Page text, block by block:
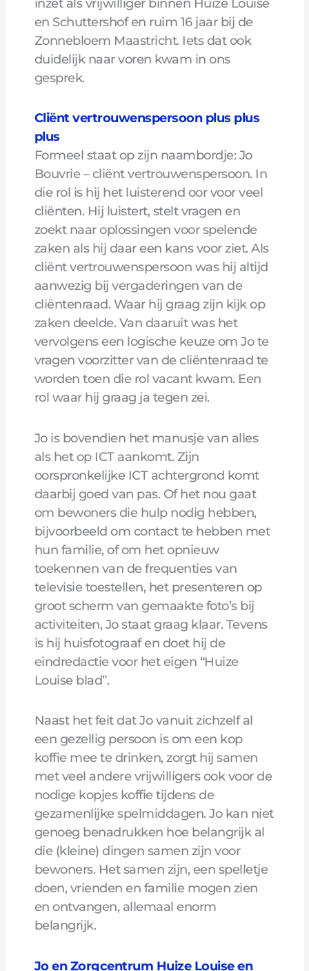
inzet als vrijwilliger binnen Huize Louise
en Schuttershof en ruim 16 jaar bij de
Zonnebloem Maastricht. Iets dat ook
duidelijk naar voren kwam in ons
gesprek.
Cliënt vertrouwenspersoon plus plus
plus
Formeel staat op zijn naambordje: Jo
Bouvrie – cliënt vertrouwenspersoon. In
die rol is hij het luisterend oor voor veel
cliënten. Hij luistert, stelt vragen en
zoekt naar oplossingen voor spelende
zaken als hij daar een kans voor ziet. Als
cliënt vertrouwenspersoon was hij altijd
aanwezig bij vergaderingen van de
cliëntenraad. Waar hij graag zijn kijk op
zaken deelde. Van daaruit was het
vervolgens een logische keuze om Jo te
vragen voorzitter van de cliëntenraad te
worden toen die rol vacant kwam. Een
rol waar hij graag ja tegen zei.
Jo is bovendien het manusje van alles
als het op ICT aankomt. Zijn
oorspronkelijke ICT achtergrond komt
daarbij goed van pas. Of het nou gaat
om bewoners die hulp nodig hebben,
bijvoorbeeld om contact te hebben met
hun familie, of om het opnieuw
toekennen van de frequenties van
televisie toestellen, het presenteren op
groot scherm van gemaakte foto’s bij
activiteiten, Jo staat graag klaar. Tevens
is hij huisfotograaf en doet hij de
eindredactie voor het eigen “Huize
Louise blad”.
Naast het feit dat Jo vanuit zichzelf al
een gezellig persoon is om een kop
koffie mee te drinken, zorgt hij samen
met veel andere vrijwilligers ook voor de
nodige kopjes koffie tijdens de
gezamenlijke spelmiddagen. Jo kan niet
genoeg benadrukken hoe belangrijk al
die (kleine) dingen samen zijn voor
bewoners. Het samen zijn, een spelletje
doen, vrienden en familie mogen zien
en ontvangen, allemaal enorm
belangrijk.
Jo en Zorgcentrum Huize Louise en